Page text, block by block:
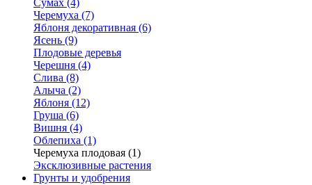
Сумах (4)
Черемуха (7)
Яблоня декоративная (6)
Ясень (9)
Плодовые деревья
Черешня (4)
Слива (8)
Алыча (2)
Яблоня (12)
Груша (6)
Вишня (4)
Облепиха (1)
Черемуха плодовая (1)
Эксклюзивные растения
Грунты и удобрения